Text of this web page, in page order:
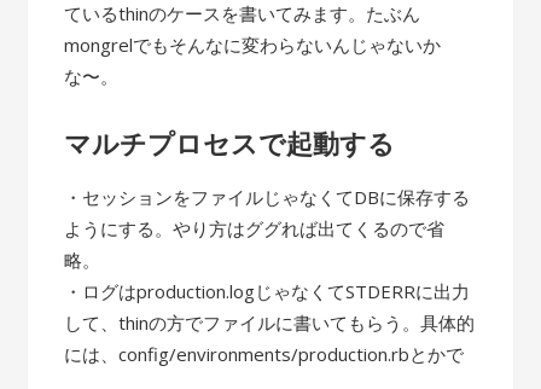
ているthinのケースを書いてみます。たぶん
mongrelでもそんなに変わらないんじゃないか
な〜。
マルチプロセスで起動する
・セッションをファイルじゃなくてDBに保存する
ようにする。やり方はググれば出てくるので省
略。
・ログはproduction.logじゃなくてSTDERRに出力
して、thinの方でファイルに書いてもらう。具体的
には、config/environments/production.rbとかで